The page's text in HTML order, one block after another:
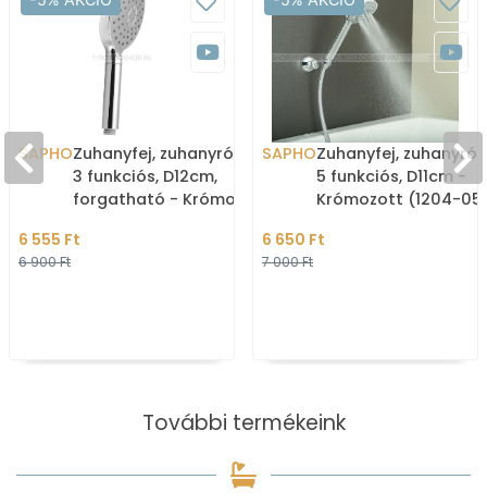
SAPHOZuhanyfej, zuhanyrózsa -
3 funkciós, D12cm,
forgatható - Krómozott
6 555 Ft
6 900 Ft
SAPHOZuhanyfej,
5 funkciós, D11cm -
Krómozott (1204-
6 650 Ft
7 000 Ft
További termékeink